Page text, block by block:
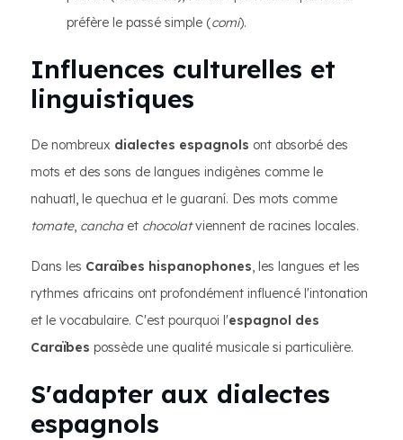
préfère le passé simple (comí).
Influences culturelles et
linguistiques
De nombreux dialectes espagnols ont absorbé des
mots et des sons de langues indigènes comme le
nahuatl, le quechua et le guaraní. Des mots comme
tomate, canchaet chocolatviennent de racines locales.
Dans les Caraïbes hispanophones, les langues et les
rythmes africains ont profondément influencé l'intonation
et le vocabulaire. C'est pourquoi l'espagnol des
Caraïbes possède une qualité musicale si particulière.
S'adapter aux dialectes
espagnols